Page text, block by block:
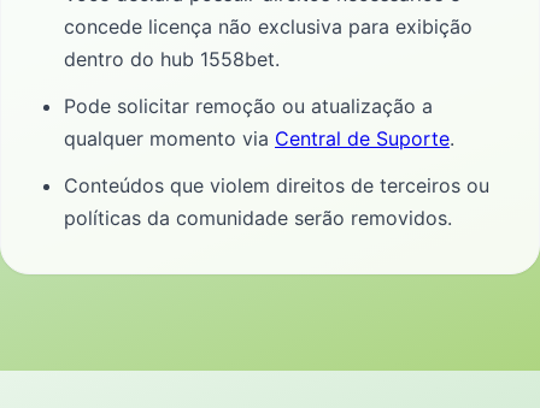
concede licença não exclusiva para exibição
dentro do hub 1558bet.
Pode solicitar remoção ou atualização a
qualquer momento via Central de Suporte.
Conteúdos que violem direitos de terceiros ou
políticas da comunidade serão removidos.